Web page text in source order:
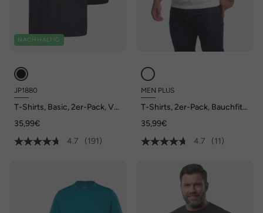
NACHHALTIG
JP1880
T-Shirts, Basic, 2er-Pack, V-
35,99€
4.7
(191)
MEN PLUS
T-Shirts, 2er-Pack, Bauchfit,
35,99€
4.7
(11)